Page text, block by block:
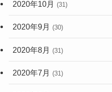
2020年10月 (31)
2020年9月 (30)
2020年8月 (31)
2020年7月 (31)